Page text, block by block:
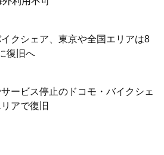
イクシェア、東京や全国エリアは8
復旧へ
ービス停止のドコモ・バイクシェ
アで復旧